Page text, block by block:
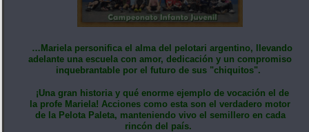
…Mariela personifica el alma del pelotari argentino, llevando
adelante una escuela con amor, dedicación y un compromiso
inquebrantable por el futuro de sus "chiquitos".
¡Una gran historia y qué enorme ejemplo de vocación el de
la profe Mariela! Acciones como esta son el verdadero motor
de la Pelota Paleta, manteniendo vivo el semillero en cada
rincón del país.